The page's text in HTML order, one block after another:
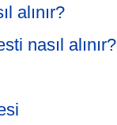
alınır?
nasıl alınır?